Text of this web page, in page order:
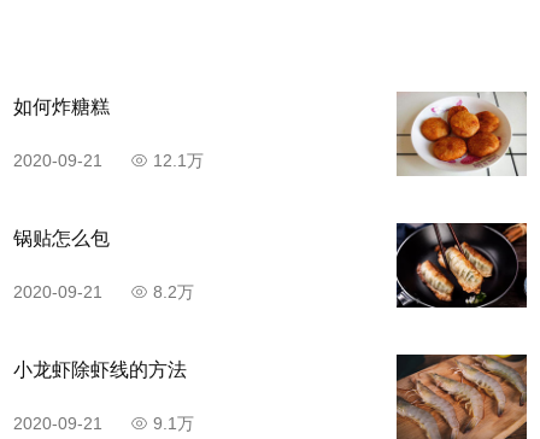
步骤9
如何炸糖糕
2020-09-21 12.1万
锅贴怎么包
2020-09-21 8.2万
小龙虾除虾线的方法
2020-09-21 9.1万